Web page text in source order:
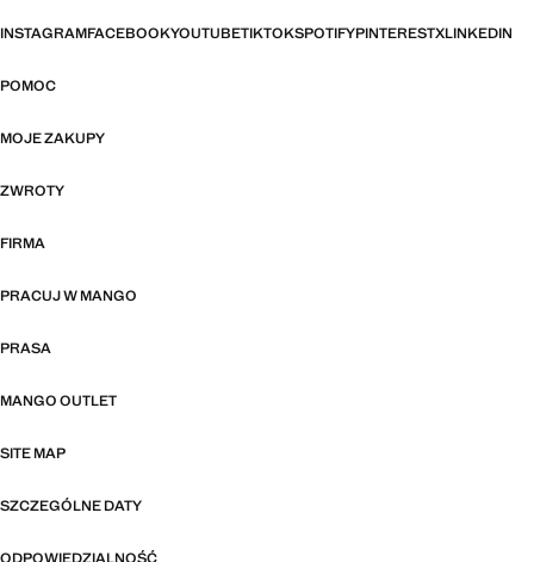
INSTAGRAMFACEBOOKYOUTUBETIKTOKSPOTIFYPINTERESTXLINKEDIN
POMOC
MOJE ZAKUPY
ZWROTY
FIRMA
PRACUJ W MANGO
PRASA
MANGO OUTLET
SITE MAP
SZCZEGÓLNE DATY